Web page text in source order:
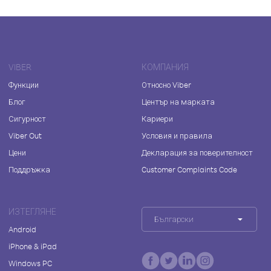
VIBER
Функции
Блог
Сигурност
Viber Out
Цени
Поддръжка
КОМПАНИЯ
Относно Viber
Център на марката
Кариери
Условия и правила
Декларация за поверителност
Customer Complaints Code
ИЗТЕГЛЯНЕ
Android
iPhone & iPad
Windows PC
Български